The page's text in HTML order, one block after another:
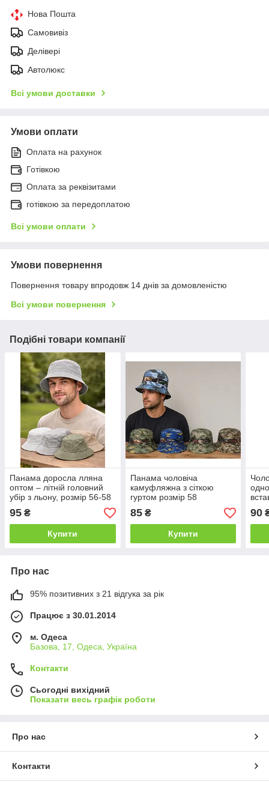
Нова Пошта
Самовивіз
Делівері
Автолюкс
Всі умови доставки
Умови оплати
Оплата на рахунок
Готівкою
Оплата за реквізитами
готівкою за передоплатою
Всі умови оплати
Умови повернення
Повернення товару впродовж 14 днів за домовленістю
Всі умови повернення
Подібні товари компанії
Панама доросла лляна
оптом – літній головний
убір з льону, розмір 56-58
95 ₴
Купити
Панама чоловіча
камуфляжна з сіткою
гуртом розмір 58
85₴
Купити
90
Про нас
95% позитивних з 21 відгука за рік
Працює з 30.01.2014
м. Одеса
Базова, 17, Одеса, Україна
Контакти
Сьогодні вихідний
Показати весь графік роботи
Про нас
Контакти